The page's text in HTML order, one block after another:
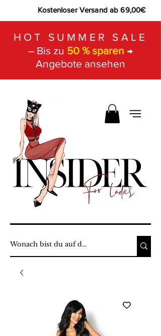
Kostenloser Versand ab 69,00€
HOT SUMMER SALE
– Bis zu 50 % sparen →
Angebote ansehen